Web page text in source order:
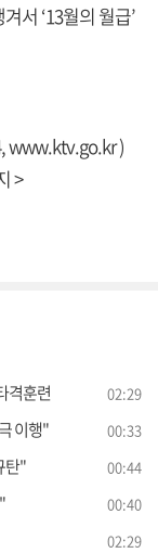
서 ‘13월의 월급’
www.ktv.go.kr)
>
격훈련 02:29
이행" 00:33
탄" 00:44
00:40
02:29